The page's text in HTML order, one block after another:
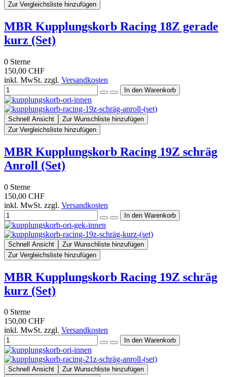
Zur Vergleichsliste hinzufügen
MBR Kupplungskorb Racing 18Z gerade
kurz (Set)
0 Sterne
150,00 CHF
inkl. MwSt. zzgl. Versandkosten
Schnell Ansicht
Zur Wunschliste hinzufügen
Zur Vergleichsliste hinzufügen
MBR Kupplungskorb Racing 19Z schräg
Anroll (Set)
0 Sterne
150,00 CHF
inkl. MwSt. zzgl. Versandkosten
Schnell Ansicht
Zur Wunschliste hinzufügen
Zur Vergleichsliste hinzufügen
MBR Kupplungskorb Racing 19Z schräg
kurz (Set)
0 Sterne
150,00 CHF
inkl. MwSt. zzgl. Versandkosten
Schnell Ansicht
Zur Wunschliste hinzufügen